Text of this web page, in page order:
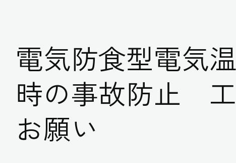
電気防食型電気
時の事故防止
お願い